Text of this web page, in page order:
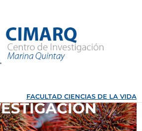
FACULTAD CIENCIAS DE LA VIDA